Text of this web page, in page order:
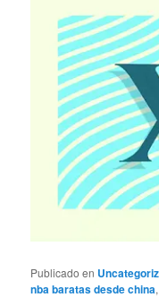
Publicado en
nba baratas desde china